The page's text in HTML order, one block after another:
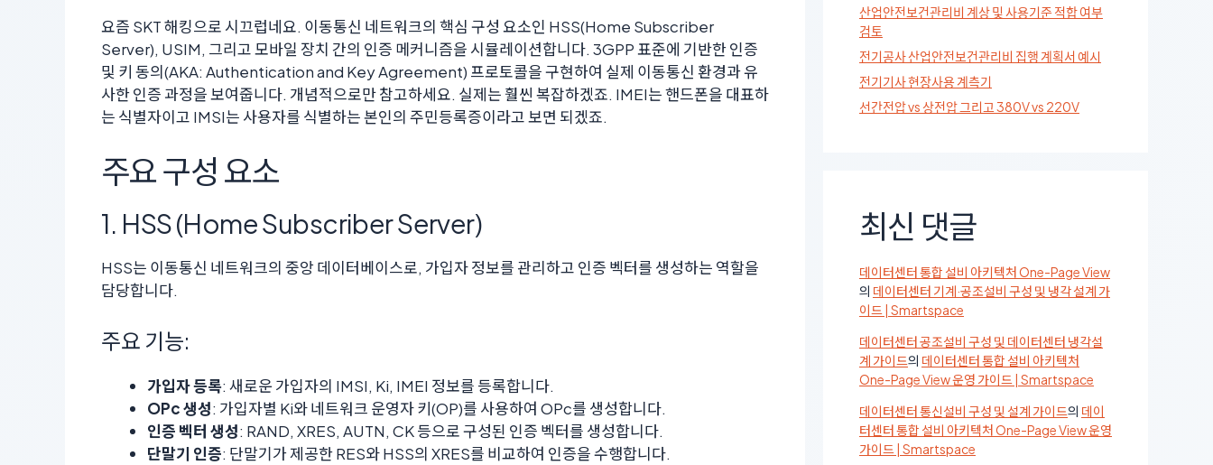
요즘 SKT 해킹으로 시끄럽네요. 이동통신 네트워크의 핵심 구성 요소인 HSS(Home Subscriber
Server), USIM, 그리고 모바일 장치 간의 인증 메커니즘을 시뮬레이션합니다. 3GPP 표준에 기반한 인증
및 키 동의(AKA: Authentication and Key Agreement) 프로토콜을 구현하여 실제 이동통신 환경과 유
사한 인증 과정을 보여줍니다. 개념적으로만 참고하세요. 실제는 훨씬 복잡하겠죠. IMEI는 핸드폰을 대표하
는 식별자이고 IMSI는 사용자를 식별하는 본인의 주민등록증이라고 보면 되겠죠.
주요 구성 요소
1. HSS (Home Subscriber Server)
HSS는 이동통신 네트워크의 중앙 데이터베이스로, 가입자 정보를 관리하고 인증 벡터를 생성하는 역할을
담당합니다.
주요 기능:
가입자 등록: 새로운 가입자의 IMSI, Ki, IMEI 정보를 등록합니다.
OPc 생성: 가입자별 Ki와 네트워크 운영자 키(OP)를 사용하여 OPc를 생성합니다.
인증 벡터 생성: RAND, XRES, AUTN, CK 등으로 구성된 인증 벡터를 생성합니다.
단말기 인증: 단말기가 제공한 RES와 HSS의 XRES를 비교하여 인증을 수행합니다.
산업안전보건관리비 계상 및 사용기준 적합 여부
검토
전기공사 산업안전보건관리비 집행 계획서 예시
전기기사 현장사용 계측기
선간전압 vs 상전압 그리고 380V vs 220V
최신 댓글
데이터센터 통합 설비 아키텍처 One-Page View
의 데이터센터 기계·공조설비 구성 및 냉각 설계 가
이드 | Smartspace
데이터센터 공조설비 구성 및 데이터센터 냉각설
계 가이드의 데이터센터 통합 설비 아키텍처
One-Page View 운영 가이드 | Smartspace
데이터센터 통신설비 구성 및 설계 가이드의 데이
터센터 통합 설비 아키텍처 One-Page View 운영
가이드 | Smartspace